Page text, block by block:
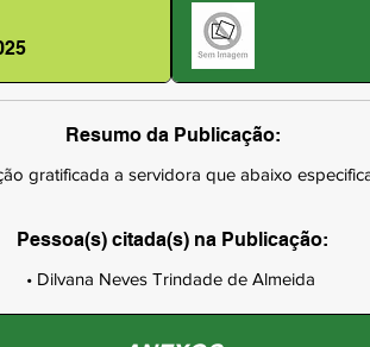
Resumo da Publicação:
gratificada a servidora que abaixo
Pessoa(s) citada(s) na Publicação:
• Dilvana Neves Trindade de Almeida